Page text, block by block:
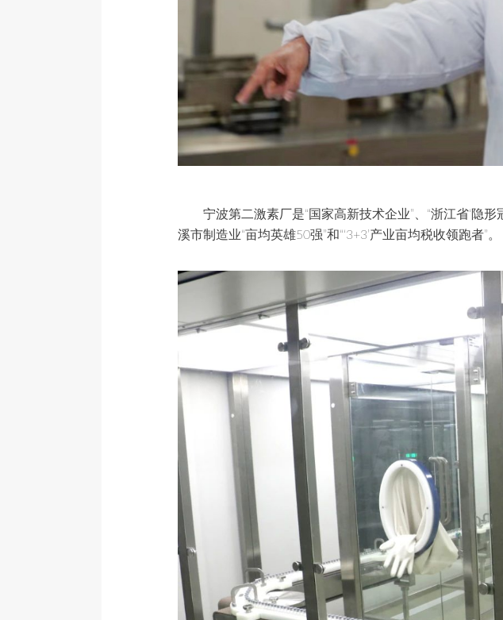
宁波第二激素厂是“国家高新技术企业”、“浙江省‘隐
溪市制造业“亩均英雄50强”和“‘3+3’产业亩均税收领跑者”。